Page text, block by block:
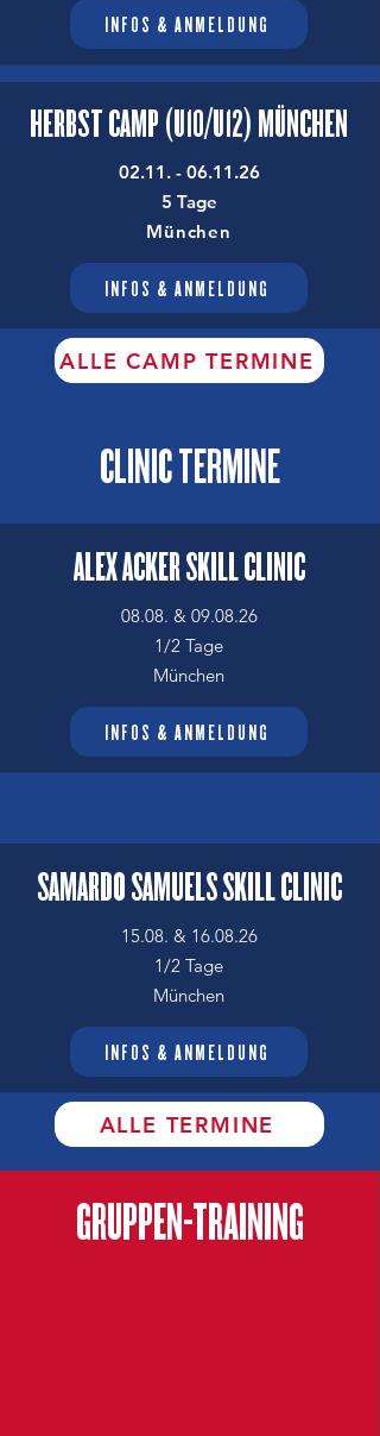
INFOS & ANMELDUNG
HERBST CAMP (U10/U12) MÜNCHEN
02.11. - 06.11.26
5 Tage
München
​
INFOS & ANMELDUNG
ALLE CAMP TERMINE
CLINIC TERMINE
ALEX ACKER SKILL CLINIC
08.08. & 09.08.26
1/2 Tage
München
!! AUSGEBUCHT !!
INFOS & ANMELDUNG
SAMARDO SAMUELS SKILL CLINIC
15.08. & 16.08.26
1/2 Tage
München
​
INFOS & ANMELDUNG
ALLE TERMINE
GRUPPEN-TRAINING